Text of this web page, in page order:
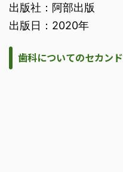
出版社：阿部出版
出版日：2020年
歯科についてのセカン